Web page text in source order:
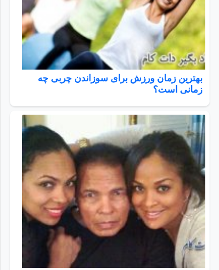
بهترین زمان ورزش برای سوزاندن چربی چه
زمانی است؟